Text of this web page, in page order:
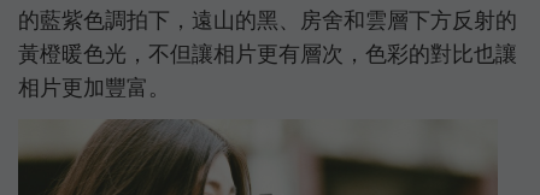
的藍紫色調拍下，遠山的黑、房舍和雲層下方反射的
黃橙暖色光，不但讓相片更有層次，色彩的對比也讓
相片更加豐富。